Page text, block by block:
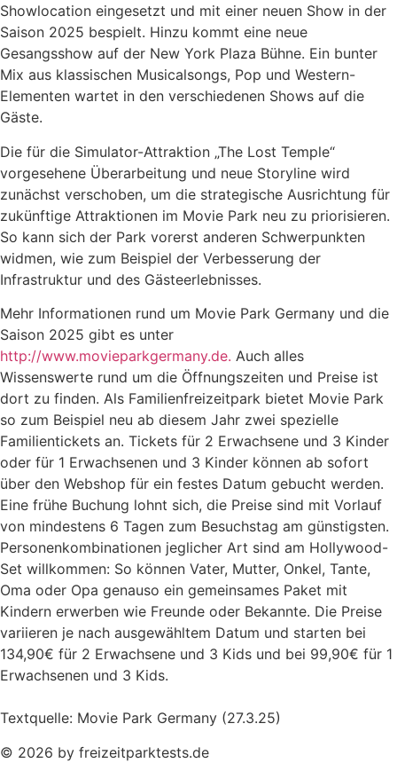
Showlocation eingesetzt und mit einer neuen Show in der
Saison 2025 bespielt. Hinzu kommt eine neue
Gesangsshow auf der New York Plaza Bühne. Ein bunter
Mix aus klassischen Musicalsongs, Pop und Western-
Elementen wartet in den verschiedenen Shows auf die
Gäste.
Die für die Simulator-Attraktion „The Lost Temple“
vorgesehene Überarbeitung und neue Storyline wird
zunächst verschoben, um die strategische Ausrichtung für
zukünftige Attraktionen im Movie Park neu zu priorisieren.
So kann sich der Park vorerst anderen Schwerpunkten
widmen, wie zum Beispiel der Verbesserung der
Infrastruktur und des Gästeerlebnisses.
Mehr Informationen rund um Movie Park Germany und die
Saison 2025 gibt es unter
http://www.movieparkgermany.de. Auch alles
Wissenswerte rund um die Öffnungszeiten und Preise ist
dort zu finden. Als Familienfreizeitpark bietet Movie Park
so zum Beispiel neu ab diesem Jahr zwei spezielle
Familientickets an. Tickets für 2 Erwachsene und 3 Kinder
oder für 1 Erwachsenen und 3 Kinder können ab sofort
über den Webshop für ein festes Datum gebucht werden.
Eine frühe Buchung lohnt sich, die Preise sind mit Vorlauf
von mindestens 6 Tagen zum Besuchstag am günstigsten.
Personenkombinationen jeglicher Art sind am Hollywood-
Set willkommen: So können Vater, Mutter, Onkel, Tante,
Oma oder Opa genauso ein gemeinsames Paket mit
Kindern erwerben wie Freunde oder Bekannte. Die Preise
variieren je nach ausgewähltem Datum und starten bei
134,90€ für 2 Erwachsene und 3 Kids und bei 99,90€ für 1
Erwachsenen und 3 Kids.
Textquelle: Movie Park Germany (27.3.25)
© 2026 by freizeitparktests.de